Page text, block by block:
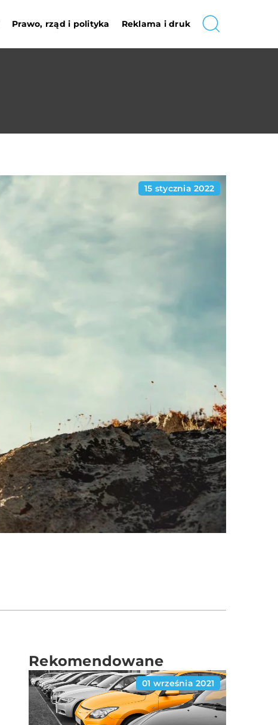
Prawo, rząd i polityka Reklama i druk
15 stycznia 2022
Rekomendowane
01 września 2021